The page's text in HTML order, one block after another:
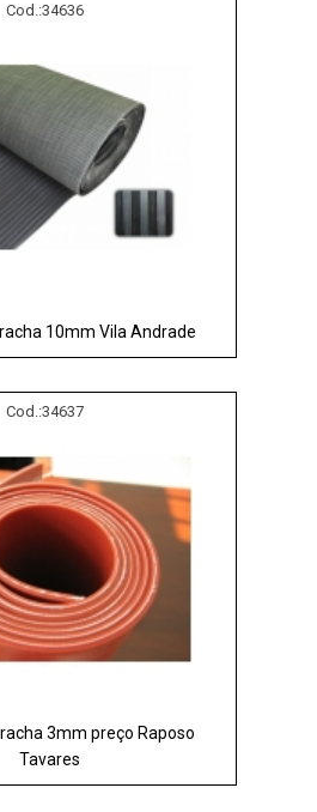
Cod.:34636
10mm Vila Andrade
Cod.:34637
3mm preço Raposo
Tavares